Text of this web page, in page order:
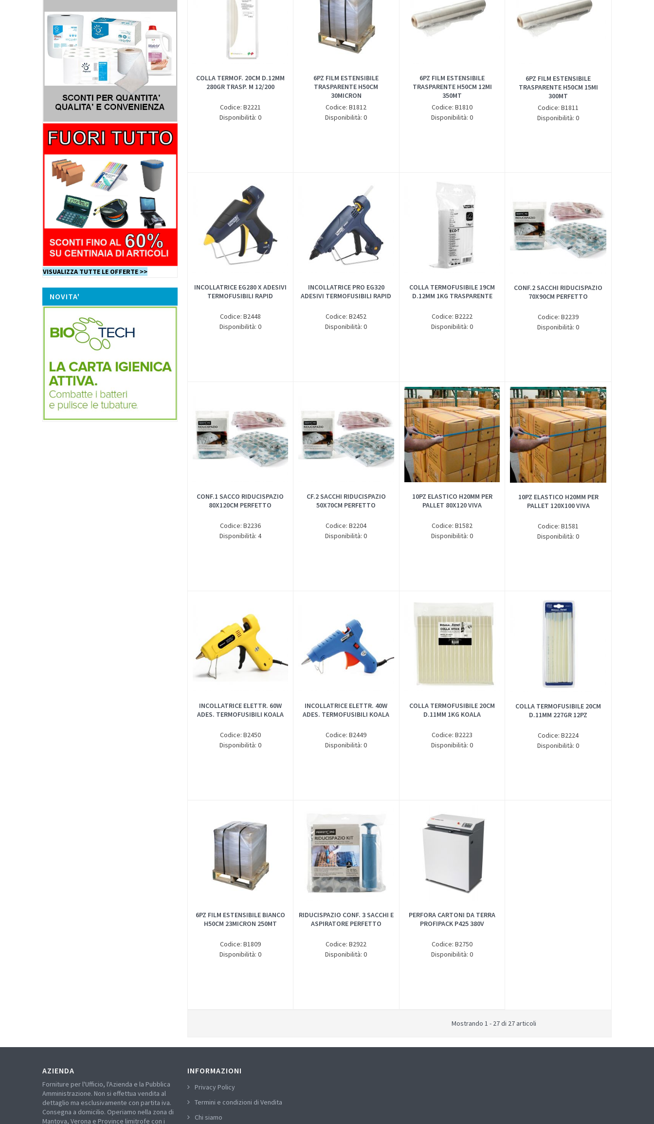
VISUALIZZA TUTTE LE OFFERTE >>
NOVITA'
COLLA TERMOF. 20CM D.12MM
280GR TRASP. M 12/200
Codice: B2221
Disponibilità: 0
6PZ FILM ESTENSIBILE
TRASPARENTE H50CM
30MICRON
Codice: B1812
Disponibilità: 0
6PZ FILM ESTENSIBILE
TRASPARENTE H50CM 12MI
350MT
Codice: B1810
Disponibilità: 0
6PZ FILM ESTENSIBILE
TRASPARENTE H50CM 15MI
300MT
Codice: B1811
Disponibilità: 0
INCOLLATRICE EG280 X ADESIVI
TERMOFUSIBILI RAPID
Codice: B2448
Disponibilità: 0
INCOLLATRICE PRO EG320
ADESIVI TERMOFUSIBILI RAPID
Codice: B2452
Disponibilità: 0
COLLA TERMOFUSIBILE 19CM
D.12MM 1KG TRASPARENTE
Codice: B2222
Disponibilità: 0
CONF.2 SACCHI RIDUCISPAZIO
70X90CM PERFETTO
Codice: B2239
Disponibilità: 0
CONF.1 SACCO RIDUCISPAZIO
80X120CM PERFETTO
Codice: B2236
Disponibilità: 4
CF.2 SACCHI RIDUCISPAZIO
50X70CM PERFETTO
Codice: B2204
Disponibilità: 0
10PZ ELASTICO H20MM PER
PALLET 80X120 VIVA
Codice: B1582
Disponibilità: 0
10PZ ELASTICO H20MM PER
PALLET 120X100 VIVA
Codice: B1581
Disponibilità: 0
INCOLLATRICE ELETTR. 60W
ADES. TERMOFUSIBILI KOALA
Codice: B2450
Disponibilità: 0
INCOLLATRICE ELETTR. 40W
ADES. TERMOFUSIBILI KOALA
Codice: B2449
Disponibilità: 0
COLLA TERMOFUSIBILE 20CM
D.11MM 1KG KOALA
Codice: B2223
Disponibilità: 0
COLLA TERMOFUSIBILE 20CM
D.11MM 227GR 12PZ
Codice: B2224
Disponibilità: 0
6PZ FILM ESTENSIBILE BIANCO
H50CM 23MICRON 250MT
Codice: B1809
Disponibilità: 0
RIDUCISPAZIO CONF. 3 SACCHI E
ASPIRATORE PERFETTO
Codice: B2922
Disponibilità: 0
PERFORA CARTONI DA TERRA
PROFIPACK P425 380V
Codice: B2750
Disponibilità: 0
Mostrando 1 - 27 di 27 articoli
AZIENDA
Forniture per l'Ufficio, l'Azienda e la Pubblica
Amministrazione. Non si effettua vendita al
dettaglio ma esclusivamente con partita iva.
Consegna a domicilio. Operiamo nella zona di
Mantova, Verona e Province limitrofe con i
INFORMAZIONI
Privacy Policy
Termini e condizioni di Vendita
Chi siamo